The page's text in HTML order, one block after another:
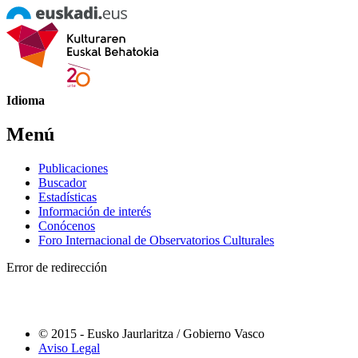
Idioma
Menú
Publicaciones
Buscador
Estadísticas
Información de interés
Conócenos
Foro Internacional de Observatorios Culturales
Error de redirección
© 2015 - Eusko Jaurlaritza / Gobierno Vasco
Aviso Legal